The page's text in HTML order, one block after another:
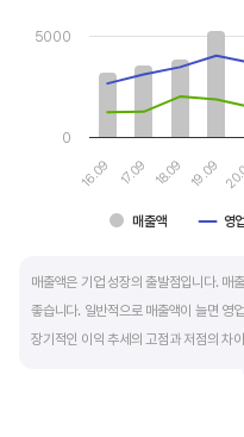
매출액 영
16.09 17.09 18.09 19.09
0
5000
매출액은 기업 성장의 출발점입니다. 매
좋습니다. 일반적으로 매출액이 늘면 영
장기적인 이익 추세의 고점과 저점의 차